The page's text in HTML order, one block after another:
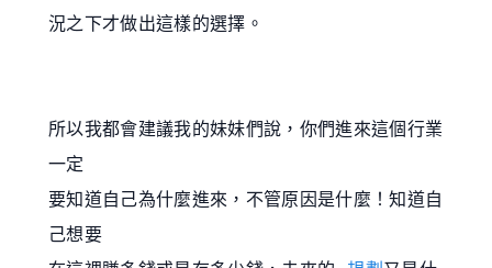
況之下才做出這樣的選擇。
所以我都會建議我的妹妹們說，你們進來這個行業
一定
要知道自己為什麼進來，不管原因是什麼！知道自
己想要